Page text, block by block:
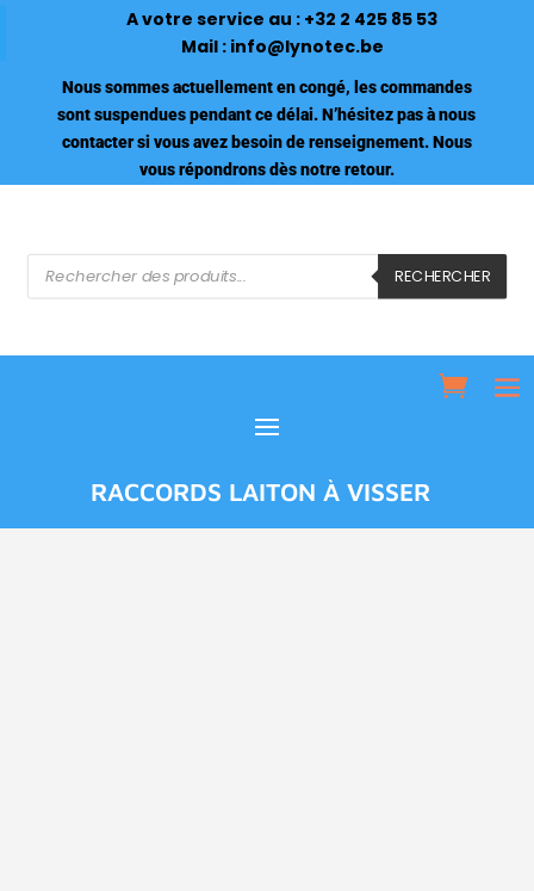
A votre service au : +32 2 425 85 53
Mail : info@lynotec.be
Nous sommes actuellement en congé, les commandes
sont suspendues pendant ce délai. N’hésitez pas à nous
contacter si vous avez besoin de renseignement. Nous
vous répondrons dès notre retour.
Recherche
de
produits
RECHERCHER
RACCORDS LAITON À VISSER